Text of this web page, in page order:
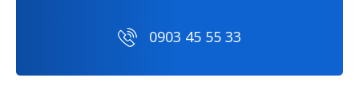
0903 45 55 33